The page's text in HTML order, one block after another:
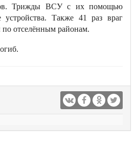
Трижды ВСУ с их помощью
устройства. Также 41 раз враг
по отселённым районам.